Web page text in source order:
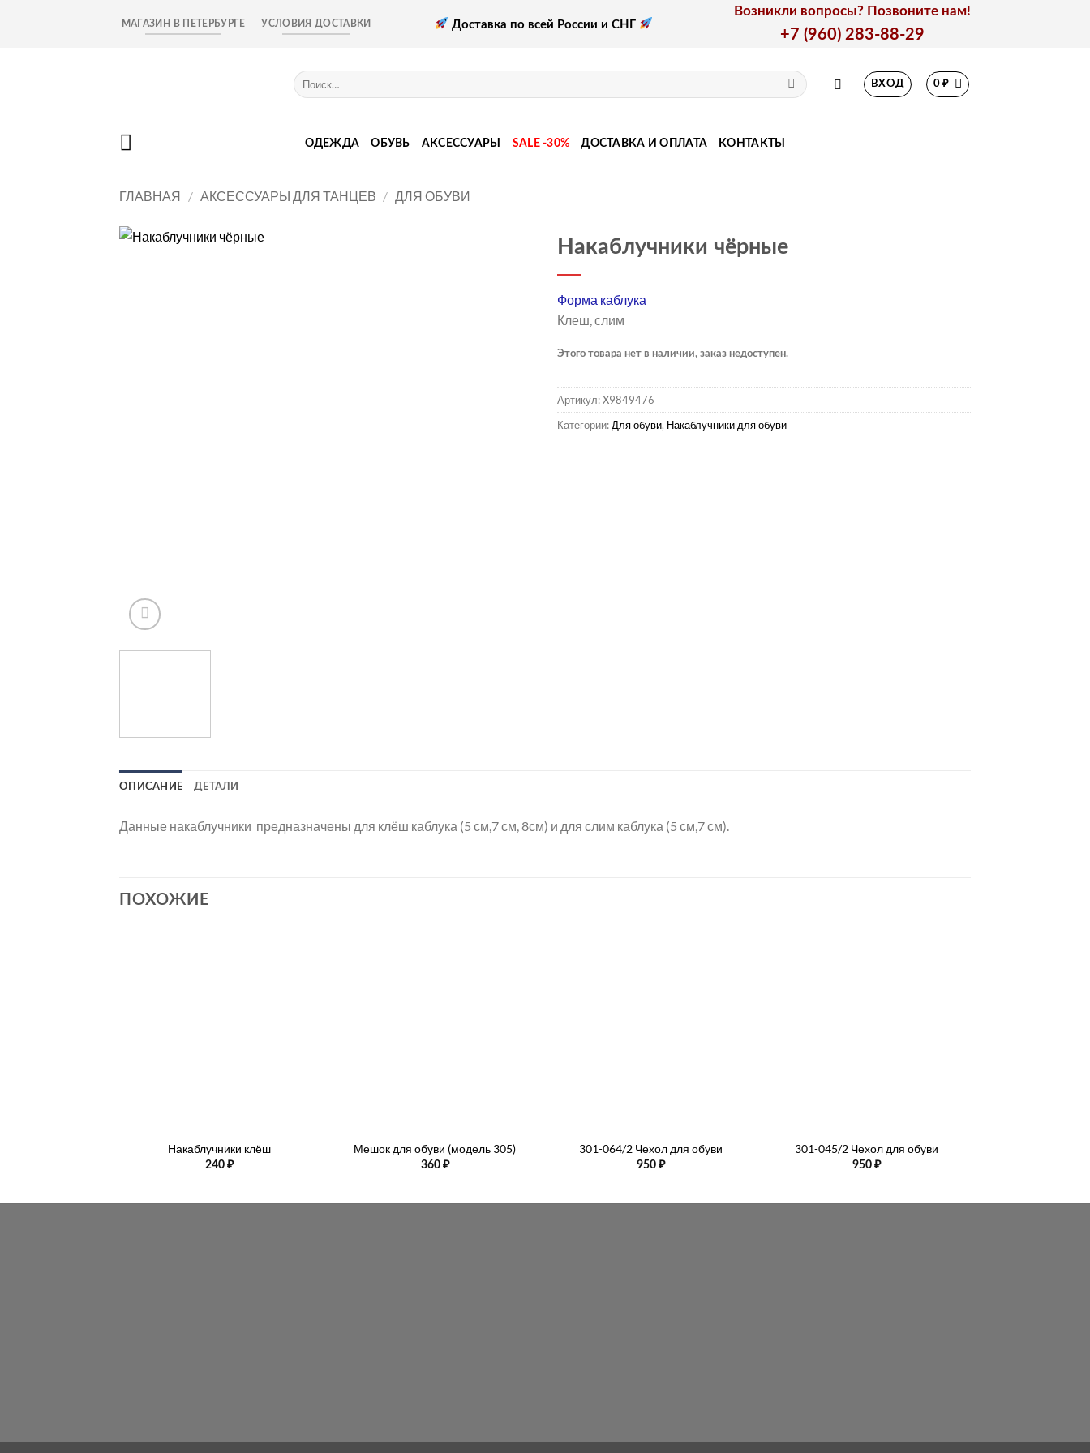
МАГАЗИН В ПЕТЕРБУРГЕ УСЛОВИЯ ДОСТАВКИ Доставка по всей России и СНГ
Возникли вопросы? Позвоните нам!
+7 (960) 283-88-29
Искать:
ВХОД 0₽
ОДЕЖДА ОБУВЬ АКСЕССУАРЫ SALE -30% ДОСТАВКА И ОПЛАТА КОНТАКТЫ
ГЛАВНАЯ / АКСЕССУАРЫ ДЛЯ ТАНЦЕВ / ДЛЯ ОБУВИ
Накаблучники чёрные
Форма каблука
Клеш, слим
Этого товара нет в наличии, заказ недоступен.
Артикул:X9849476
Категории:Для обуви, Накаблучники для обуви
ОПИСАНИЕ ДЕТАЛИ
Данные накаблучники предназначены для клёш каблука (5 см,7 см, 8см) и для слим каблука (5 см,7 см).
ПОХОЖИЕ
Накаблучники клёш
240 ₽
Мешок для обуви (модель 305)
360 ₽
301-064/2 Чехол для обуви
950₽
301-045/2 Чехол для обуви
950₽